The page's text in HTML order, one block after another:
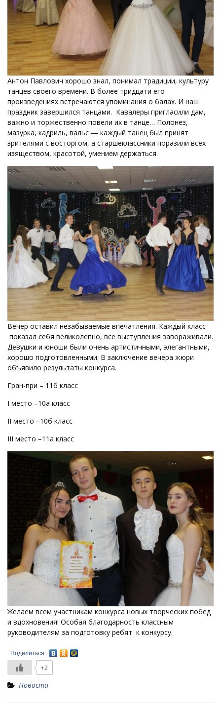
Антон Павлович хорошо знал, понимал традиции, культуру
танцев своего времени. В более тридцати его
произведениях встречаются упоминания о балах. И наш
праздник завершился танцами. Кавалеры пригласили дам,
важно и торжественно повели их в танце… Полонез,
мазурка, кадриль, вальс — каждый танец был принят
зрителями с восторгом, а старшеклассники поразили всех
изяществом, красотой, умением держаться.
Вечер оставил незабываемые впечатления. Каждый класс
показал себя великолепно, все выступления завораживали.
Девушки и юноши были очень артистичными, элегантными,
хорошо подготовленными. В заключение вечера жюри
объявило результаты конкурса.
Гран-при – 11б класс
I место –10а класс
II место –10б класс
III место –11а класс
Желаем всем участникам конкурса новых творческих побед
и вдохновения! Особая благодарность классным
руководителям за подготовку ребят к конкурсу.
Поделиться
+2
Новости